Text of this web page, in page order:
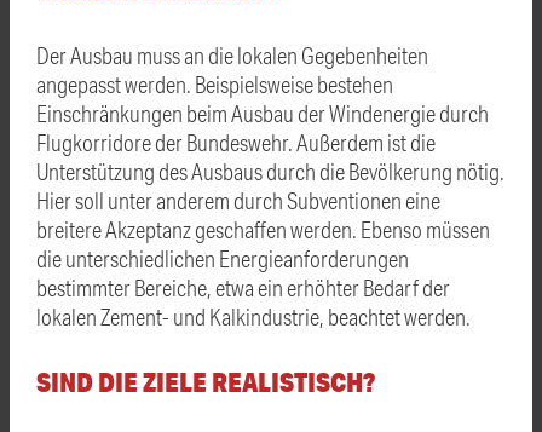
Der Ausbau muss an die lokalen Gegebenheiten
angepasst werden. Beispielsweise bestehen
Einschränkungen beim Ausbau der Windenergie durch
Flugkorridore der Bundeswehr. Außerdem ist die
Unterstützung des Ausbaus durch die Bevölkerung nötig.
Hier soll unter anderem durch Subventionen eine
breitere Akzeptanz geschaffen werden. Ebenso müssen
die unterschiedlichen Energieanforderungen
bestimmter Bereiche, etwa ein erhöhter Bedarf der
lokalen Zement- und Kalkindustrie, beachtet werden.
SIND DIE ZIELE REALISTISCH?